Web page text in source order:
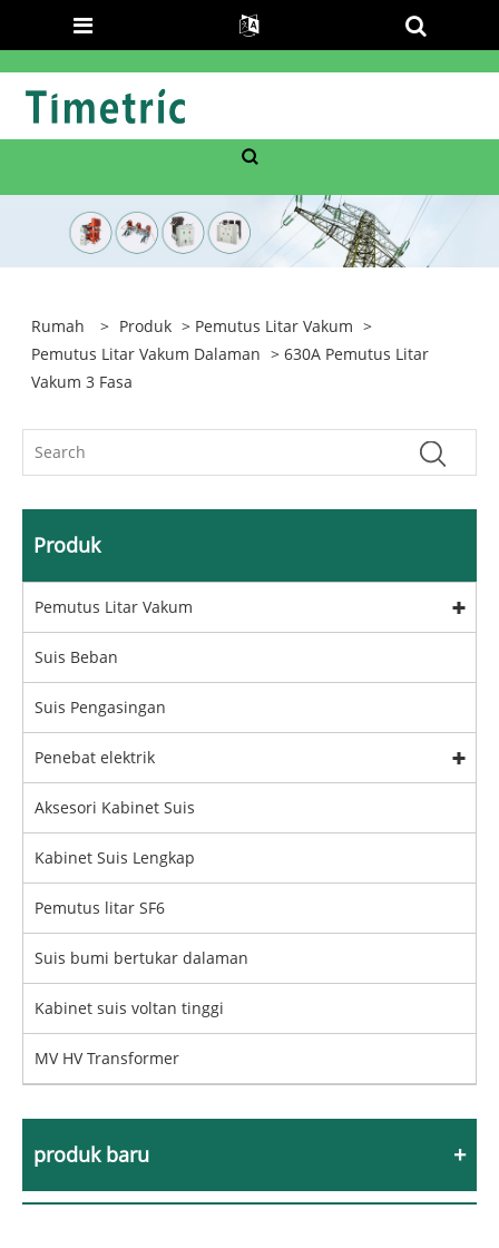
Rumah > Produk > Pemutus Litar Vakum >
Pemutus Litar Vakum Dalaman > 630A Pemutus Litar
Vakum 3 Fasa
Produk
Pemutus Litar Vakum
Suis Beban
Suis Pengasingan
Penebat elektrik
Aksesori Kabinet Suis
Kabinet Suis Lengkap
Pemutus litar SF6
Suis bumi bertukar dalaman
Kabinet suis voltan tinggi
MV HV Transformer
produk baru